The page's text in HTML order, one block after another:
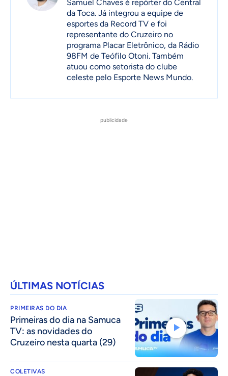
Samuel Chaves é repórter do Central
da Toca. Já integrou a equipe de
esportes da Record TV e foi
representante do Cruzeiro no
programa Placar Eletrônico, da Rádio
98FM de Teófilo Otoni. Também
atuou como setorista do clube
celeste pelo Esporte News Mundo.
publicidade
ÚLTIMAS NOTÍCIAS
PRIMEIRAS DO DIA
Primeiras do dia na Samuca
TV: as novidades do
Cruzeiro nesta quarta (29)
COLETIVAS